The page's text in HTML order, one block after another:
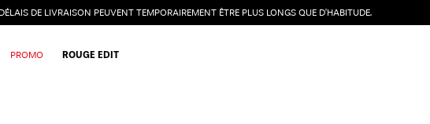
DE LIVRAISON PEUVENT TEMPORAIREMENT ÊTRE PLUS LONGS QUE D’HABITUDE.
PROMO ROUGE EDIT